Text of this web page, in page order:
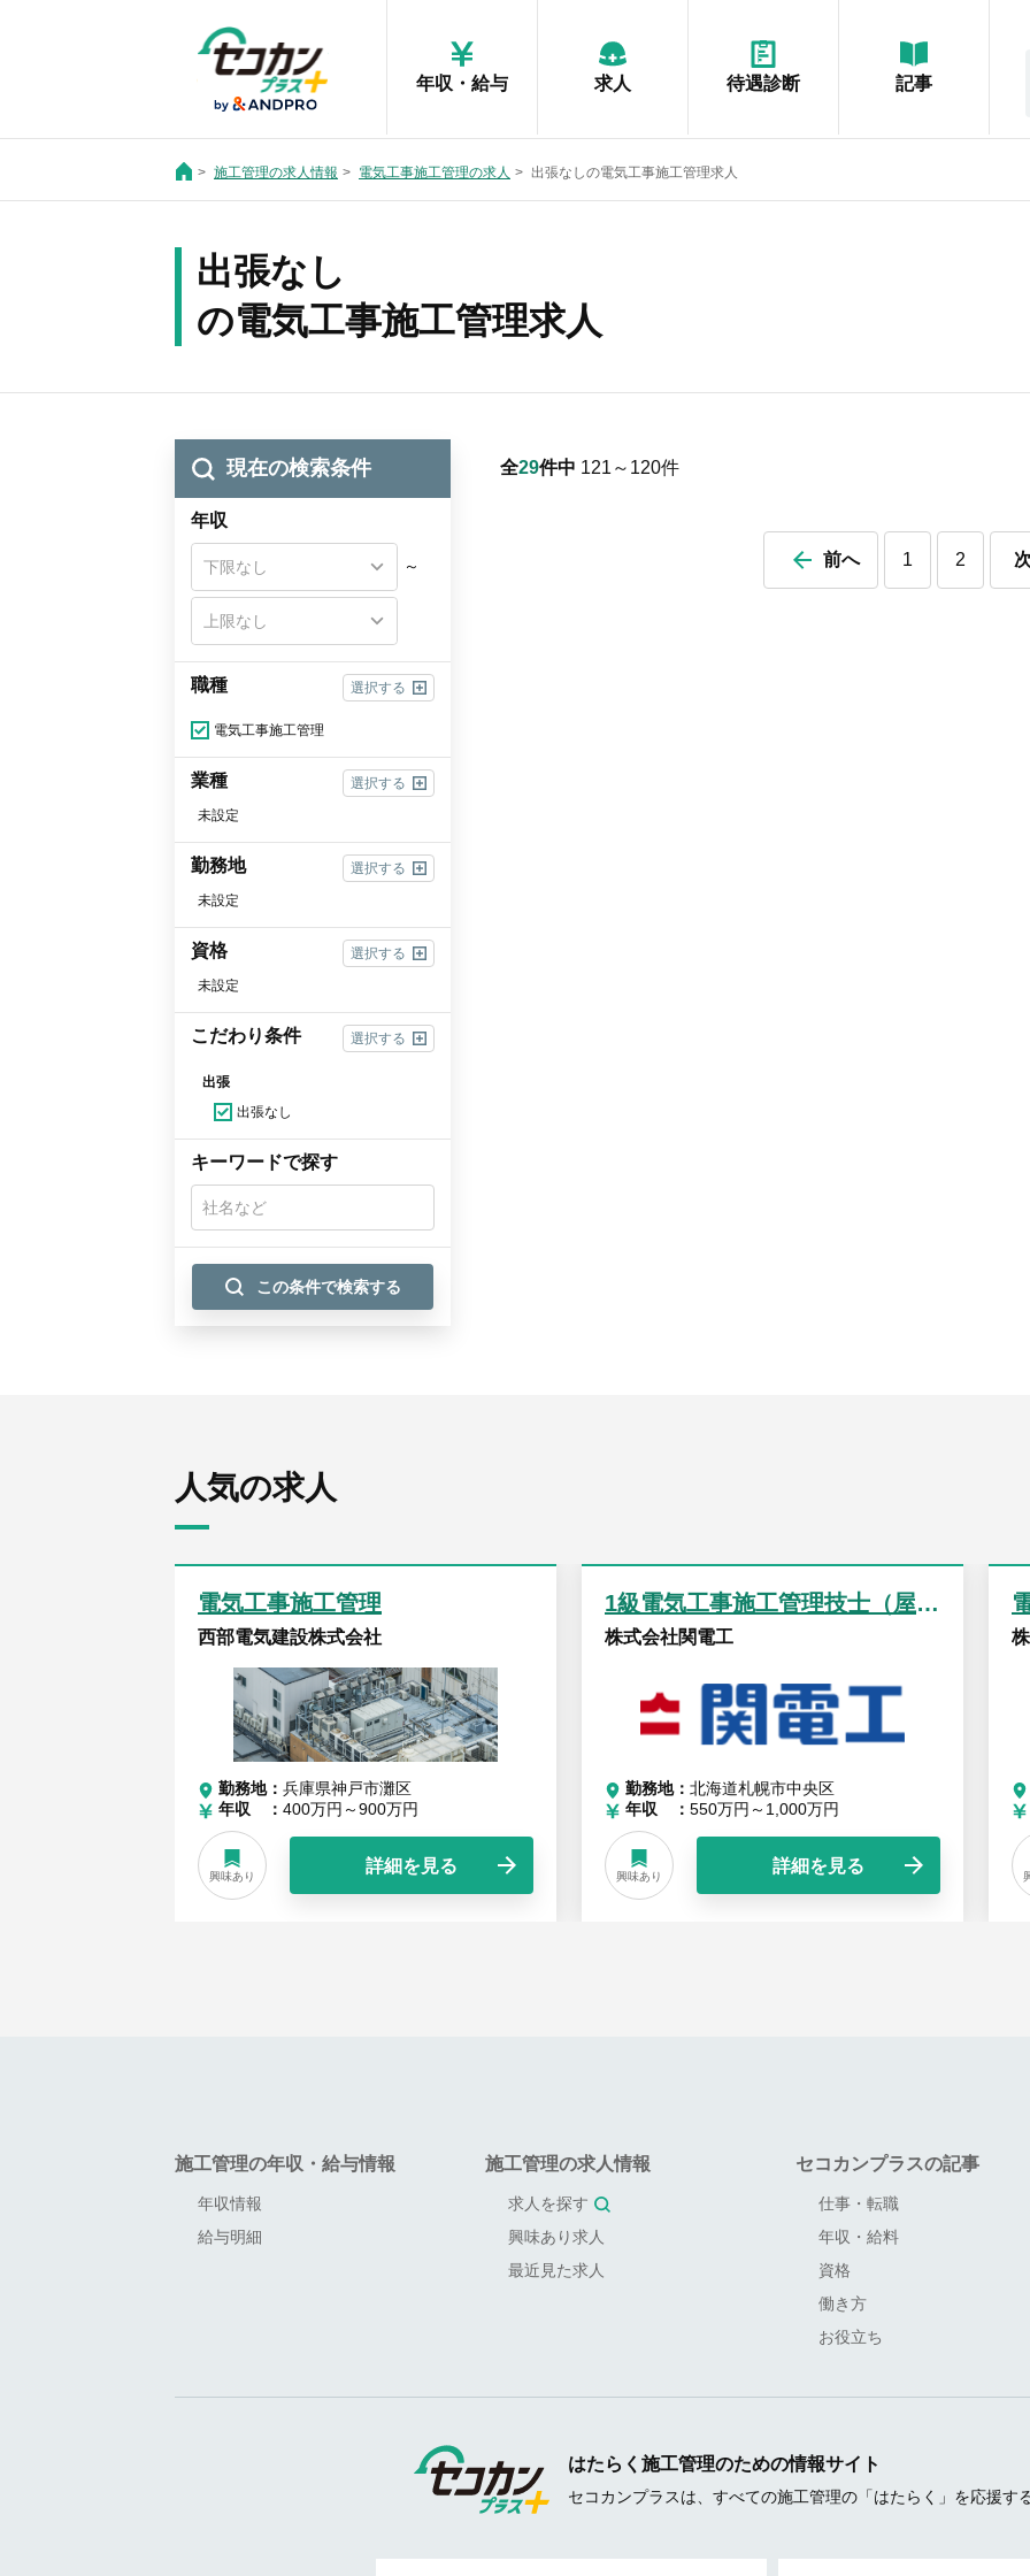
年収・給与 求人 待遇診断 記事
施工管理の求人情報 電気工事施工管理の求人 出張なしの電気工事施工管理求人
出張なし
の電気工事施工管理求人
現在の検索条件
年収
～
職種 選択する
電気工事施工管理
業種
選択する
未設定
勤務地
選択する
未設定
資格
選択する
未設定
こだわり条件 選択する
出張
出張なし
キーワードで探す
この条件で検索する
全29件中 121～120件
前へ 1 2
人気の求人
電気工事施工管理
西部電気建設株式会社
勤務地
兵庫県神戸市灘区
年収
400万円～900万円
興味あり 詳細を見る
1級電気工事施工管理技士（屋内線部門）
株式会社関電工
勤務地
北海道札幌市中央区
年収
550万円～1,000万円
興味あり 詳細を見る
施工管理の年収・給与情報
年収情報
給与明細
施工管理の求人情報
求人を探す
興味あり求人
最近見た求人
セコカンプラスの記事
仕事・転職
年収・給料
資格
働き方
お役立ち
はたらく施工管理のための情報サイト
セコカンプラスは、すべての施工管理の「はたらく」を応援す